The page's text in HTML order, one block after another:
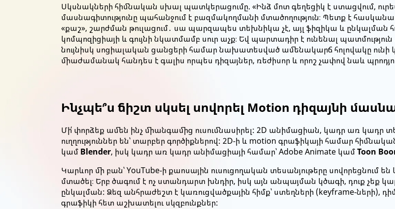
Սկսնակների հիմնական սխալ պատկերացումը. «Ինձ մոտ գեղեցիկ է ստացվում,
մասնագիտությունը պահանջում է բազմակողմանի մտածողություն։ Պետք է
«քաշ», շարժման թուլացում․ սա պարզապես տեխնիկա չէ, այլ ֆիզիկա և ընկալման
կոմպոզիցիայի և գույնի նկատմամբ սուր աչք։ Եվ պարտադիր է ունենալ
նույնիսկ սոցիալական ցանցերի համար նախատեսված ամենակարճ հոլովակը ունի
միաժամանակ հանդես է գալիս որպես դիզայներ, ռեժիսոր և որոշ չափով նաև
Ինչպե՞ս ճիշտ սկսել սովորել Motion դիզայնի
Մի՛ փորձեք ամեն ինչ միանգամից ուսումնասիրել: 2D անիմացիան, կադր առ կադր
ուղղություններ են՝ տարբեր գործիքներով: 2D-ի և motion գրաֆիկայի համար
կամ Blender, իսկ կադր առ կադր անիմացիայի համար՝ Adobe Animate կամToon
Կարևոր մի բան՝ YouTube-ի քաոսային ուսուցողական տեսանյութերը սովորեցնում են
մտածել։ Երբ ծագում է ոչ ստանդարտ խնդիր, իսկ այն անպայման կծագի, դուք չեք
ընկալման: Ձեզ անհրաժեշտ է կառուցվածքային հիմք՝ ստեղների (keyframe-ների),
գրաֆիկի հետ աշխատելու սկզբունքներ: